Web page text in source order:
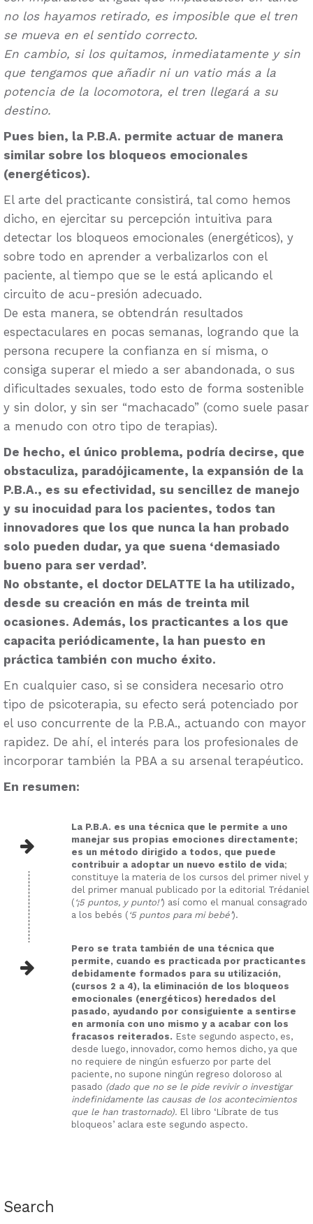
no los hayamos retirado, es imposible que el tren
se mueva en el sentido correcto.
En cambio, si los quitamos, inmediatamente y sin
que tengamos que añadir ni un vatio más a la
potencia de la locomotora, el tren llegará a su
destino.
Pues bien, la P.B.A. permite actuar de manera
similar sobre los bloqueos emocionales
(energéticos).
El arte del practicante consistirá, tal como hemos
dicho, en ejercitar su percepción intuitiva para
detectar los bloqueos emocionales (energéticos), y
sobre todo en aprender a verbalizarlos con el
paciente, al tiempo que se le está aplicando el
circuito de acu-presión adecuado.
De esta manera, se obtendrán resultados
espectaculares en pocas semanas, logrando que la
persona recupere la confianza en sí misma, o
consiga superar el miedo a ser abandonada, o sus
dificultades sexuales, todo esto de forma sostenible
y sin dolor, y sin ser “machacado” (como suele pasar
a menudo con otro tipo de terapias).
De hecho, el único problema, podría decirse, que
obstaculiza, paradójicamente, la expansión de la
P.B.A., es su efectividad, su sencillez de manejo
y su inocuidad para los pacientes, todos tan
innovadores que los que nunca la han probado
solo pueden dudar, ya que suena ‘demasiado
bueno para ser verdad’.
No obstante, el doctor DELATTE la ha utilizado,
desde su creación en más de treinta mil
ocasiones. Además, los practicantes a los que
capacita periódicamente, la han puesto en
práctica también con mucho éxito.
En cualquier caso, si se considera necesario otro
tipo de psicoterapia, su efecto será potenciado por
el uso concurrente de la P.B.A., actuando con mayor
rapidez. De ahí, el interés para los profesionales de
incorporar también la PBA a su arsenal terapéutico.
En resumen:
La P.B.A. es una técnica que le permite a uno
manejar sus propias emociones directamente;
es un método dirigido a todos, que puede
contribuir a adoptar un nuevo estilo de vida;
constituye la materia de los cursos del primer nivel y
del primer manual publicado por la editorial Trédaniel
( ‘¡5 puntos, y punto!’) así como el manual consagrado
a los bebés ( ‘5 puntos para mi bebé’).
Pero se trata también de una técnica que
permite, cuando es practicada por practicantes
debidamente formados para su utilización,
(cursos 2 a 4), la eliminación de los bloqueos
emocionales (energéticos) heredados del
pasado, ayudando por consiguiente a sentirse
en armonía con uno mismo y a acabar con los
fracasos reiterados. Este segundo aspecto, es,
desde luego, innovador, como hemos dicho, ya que
no requiere de ningún esfuerzo por parte del
paciente, no supone ningún regreso doloroso al
pasado (dado que no se le pide revivir o investigar
indefinidamente las causas de los acontecimientos
que le han trastornado). El libro ‘Líbrate de tus
bloqueos’ aclara este segundo aspecto.
Search